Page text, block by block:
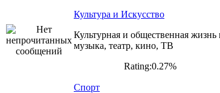
Культура и Искусство
Культурная и общественная
музыка, театр, кино, ТВ
Rating:0.27%
Спорт